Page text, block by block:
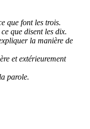
que font les trois.
que disent les dix.
la manière de
et extérieurement
parole.